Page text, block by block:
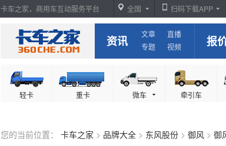
卡车之家，商用车互动服务平台 全国 扫码下载APP
资讯 文章
直播
专题
视频 报
轻卡 重卡 微车 牵引车
您的当前位置： 卡车之家 > 品牌大全 > 东风股份 > 御风 > 御